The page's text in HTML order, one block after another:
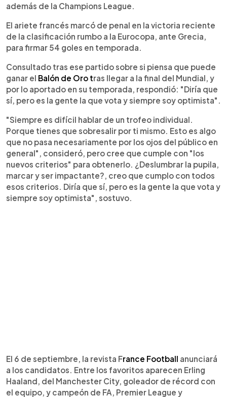
además de la Champions League.
El ariete francés marcó de penal en la victoria reciente
de la clasificación rumbo a la Eurocopa, ante Grecia,
para firmar 54 goles en temporada.
Consultado tras ese partido sobre si piensa que puede
ganar el Balón de Oro tras llegar a la final del Mundial, y
por lo aportado en su temporada, respondió: "Diría que
sí, pero es la gente la que vota y siempre soy optimista".
"Siempre es difícil hablar de un trofeo individual.
Porque tienes que sobresalir por ti mismo. Esto es algo
que no pasa necesariamente por los ojos del público en
general", consideró, pero cree que cumple con "los
nuevos criterios" para obtenerlo. ¿Deslumbrar la pupila,
marcar y ser impactante?, creo que cumplo con todos
esos criterios. Diría que sí, pero es la gente la que vota y
siempre soy optimista", sostuvo.
El 6 de septiembre, la revista France Football anunciará
a los candidatos. Entre los favoritos aparecen Erling
Haaland, del Manchester City, goleador de récord con
el equipo, y campeón de FA, Premier League y